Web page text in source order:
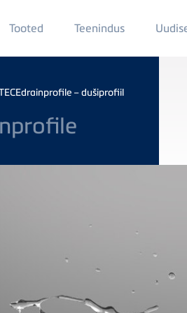
Main
Menü
Tooted Teenindus
– dušiprofiil